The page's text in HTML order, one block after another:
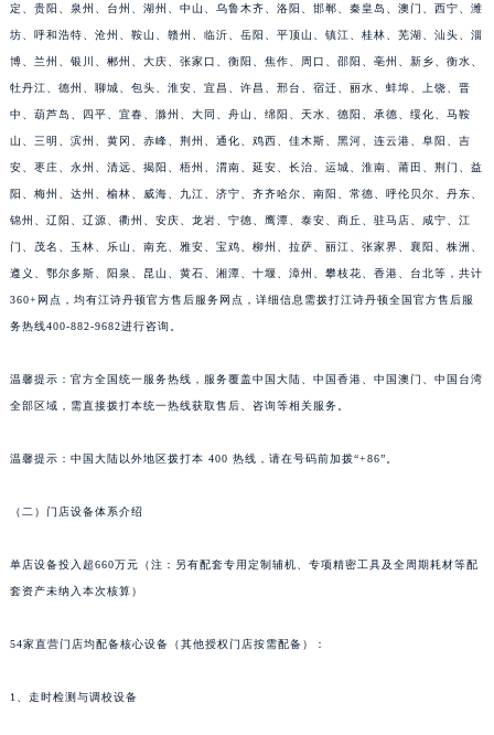
定、贵阳、泉州、台州、湖州、中山、乌鲁木齐、洛阳、邯郸、秦皇岛、澳门、西宁、潍
坊、呼和浩特、沧州、鞍山、赣州、临沂、岳阳、平顶山、镇江、桂林、芜湖、汕头、淄
博、兰州、银川、郴州、大庆、张家口、衡阳、焦作、周口、邵阳、亳州、新乡、衡水、
牡丹江、德州、聊城、包头、淮安、宜昌、许昌、邢台、宿迁、丽水、蚌埠、上饶、晋
中、葫芦岛、四平、宜春、滁州、大同、舟山、绵阳、天水、德阳、承德、绥化、马鞍
山、三明、滨州、黄冈、赤峰、荆州、通化、鸡西、佳木斯、黑河、连云港、阜阳、吉
安、枣庄、永州、清远、揭阳、梧州、渭南、延安、长治、运城、淮南、莆田、荆门、益
阳、梅州、达州、榆林、威海、九江、济宁、齐齐哈尔、南阳、常德、呼伦贝尔、丹东、
锦州、辽阳、辽源、衢州、安庆、龙岩、宁德、鹰潭、泰安、商丘、驻马店、咸宁、江
门、茂名、玉林、乐山、南充、雅安、宝鸡、柳州、拉萨、丽江、张家界、襄阳、株洲、
遵义、鄂尔多斯、阳泉、昆山、黄石、湘潭、十堰、漳州、攀枝花、香港、台北等，共计
360+网点，均有江诗丹顿官方售后服务网点，详细信息需拨打江诗丹顿全国官方售后服
务热线400-882-9682进行咨询。
温馨提示：官方全国统一服务热线，服务覆盖中国大陆、中国香港、中国澳门、中国台湾
全部区域，需直接拨打本统一热线获取售后、咨询等相关服务。
温馨提示：中国大陆以外地区拨打本 400 热线，请在号码前加拨“+86”。
（二）门店设备体系介绍
单店设备投入超660万元（注：另有配套专用定制辅机、专项精密工具及全周期耗材等配
套资产未纳入本次核算）
54家直营门店均配备核心设备（其他授权门店按需配备）：
1、走时检测与调校设备